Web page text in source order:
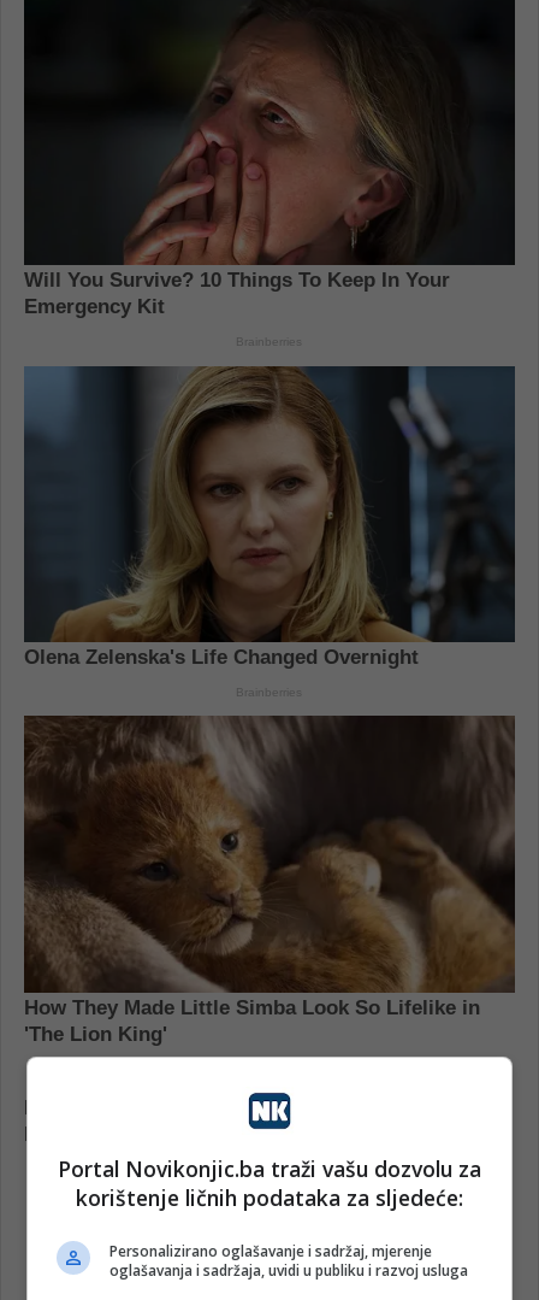
Portal Novikonjic.ba traži vašu dozvolu za
korištenje ličnih podataka za sljedeće:
Personalizirano oglašavanje i sadržaj, mjerenje
oglašavanja i sadržaja, uvidi u publiku i razvoj usluga